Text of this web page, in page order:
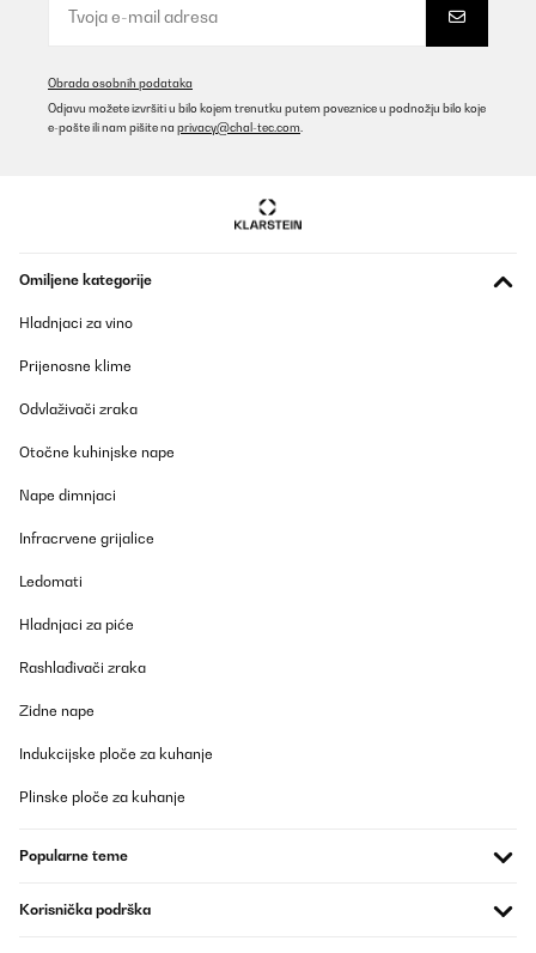
Obrada osobnih podataka
Odjavu možete izvršiti u bilo kojem trenutku putem poveznice u podnožju bilo koje
e-pošte ili nam pišite na privacy@chal-tec.com
Omiljene kategorije
Hladnjaci za vino
Prijenosne klime
Odvlaživači zraka
Otočne kuhinjske nape
Nape dimnjaci
Infracrvene grijalice
Ledomati
Hladnjaci za piće
Rashlađivači zraka
Zidne nape
Indukcijske ploče za kuhanje
Plinske ploče za kuhanje
Popularne teme
Korisnička podrška